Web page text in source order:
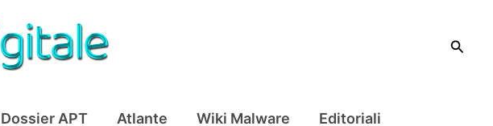
Cerca
Dossier APT Atlante Wiki Malware Editoriali